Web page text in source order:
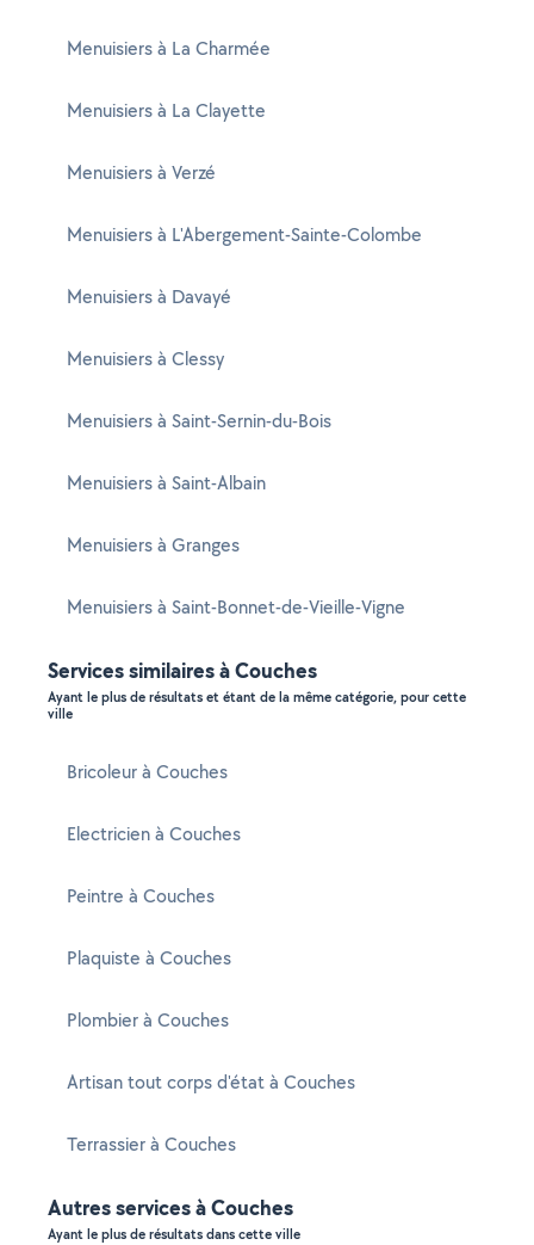
Menuisiers à La Charmée
Menuisiers à La Clayette
Menuisiers à Verzé
Menuisiers à L'Abergement-Sainte-Colombe
Menuisiers à Davayé
Menuisiers à Clessy
Menuisiers à Saint-Sernin-du-Bois
Menuisiers à Saint-Albain
Menuisiers à Granges
Menuisiers à Saint-Bonnet-de-Vieille-Vigne
Services similaires à Couches
Ayant le plus de résultats et étant de la même catégorie, pour cette
ville
Bricoleur à Couches
Electricien à Couches
Peintre à Couches
Plaquiste à Couches
Plombier à Couches
Artisan tout corps d'état à Couches
Terrassier à Couches
Autres services à Couches
Ayant le plus de résultats dans cette ville